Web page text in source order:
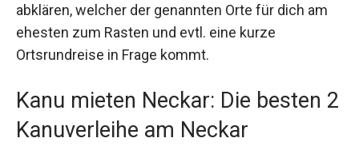
abklären, welcher der genannten Orte für dich am
ehesten zum Rasten und evtl. eine kurze
Ortsrundreise in Frage kommt.
Kanu mieten Neckar: Die besten 2
Kanuverleihe am Neckar